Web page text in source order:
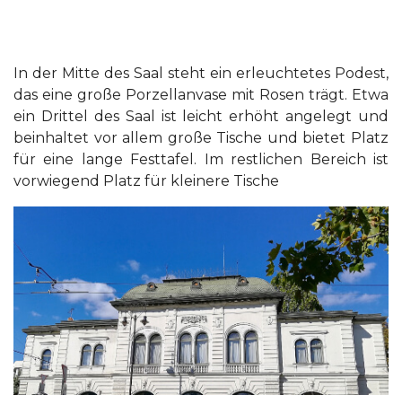
In der Mitte des Saal steht ein erleuchtetes Podest,
das eine große Porzellanvase mit Rosen trägt. Etwa
ein Drittel des Saal ist leicht erhöht angelegt und
beinhaltet vor allem große Tische und bietet Platz
für eine lange Festtafel. Im restlichen Bereich ist
vorwiegend Platz für kleinere Tische